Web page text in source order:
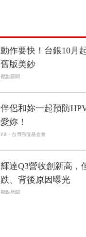
動作要快！台銀10月
舊版美鈔
觀點新聞
伴侶和妳一起預防
愛妳！
PR・台灣癌症基金會
輝達Q3營收創新高，
跌、背後原因曝光
觀點新聞